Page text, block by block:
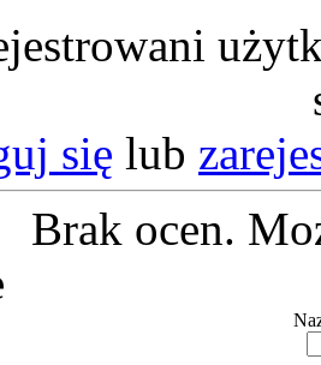
się lub
Brak ocen.